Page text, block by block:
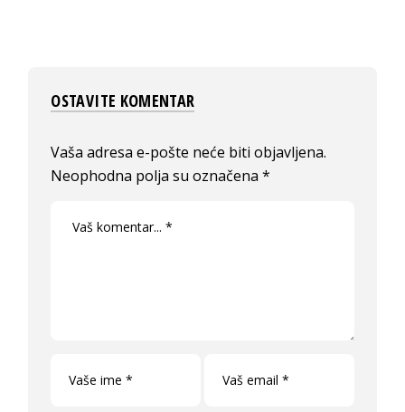
OSTAVITE KOMENTAR
Vaša adresa e-pošte neće biti objavljena.
Neophodna polja su označena*